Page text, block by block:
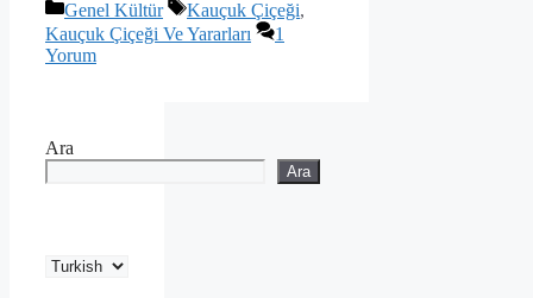
Kategoriler
Genel Kültür Etiketler
Kauçuk Çiçeği,
Kauçuk Çiçeği Ve Yararları
1
Yorum
Ara
Ara